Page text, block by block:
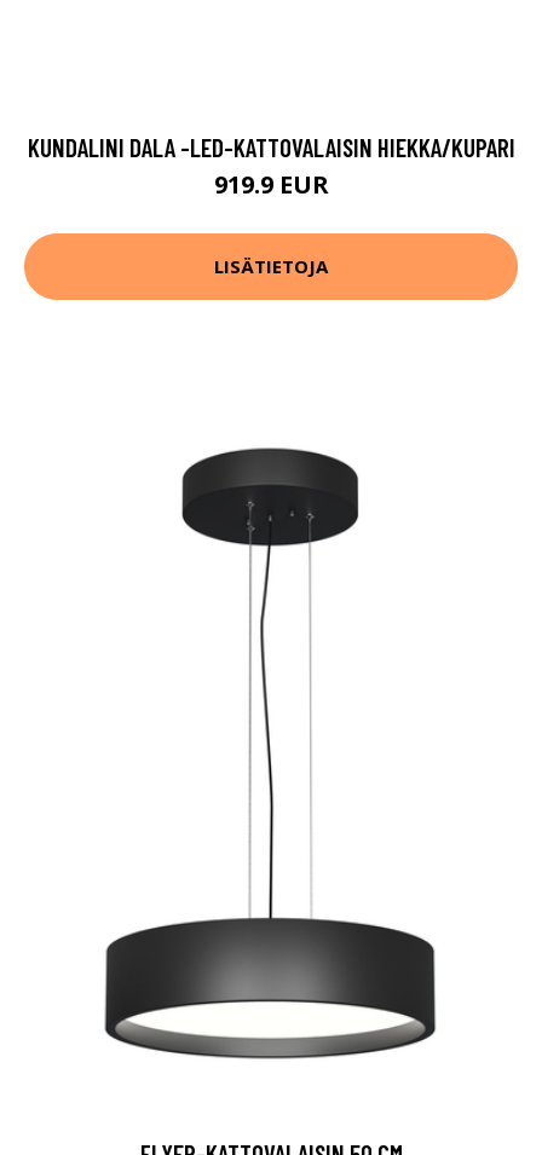
KUNDALINI DALA -LED-KATTOVALAISIN HIEKKA/KUPARI
919.9 EUR
LISÄTIETOJA